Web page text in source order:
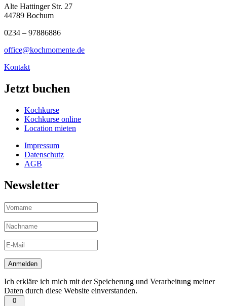
Alte Hattinger Str. 27
44789 Bochum
0234 – 97886886
office@kochmomente.de
Kontakt
Jetzt buchen
Kochkurse
Kochkurse online
Location mieten
Impressum
Datenschutz
AGB
Newsletter
Ich erkläre ich mich mit der Speicherung und Verarbeitung meiner
Daten durch diese Website einverstanden.
0